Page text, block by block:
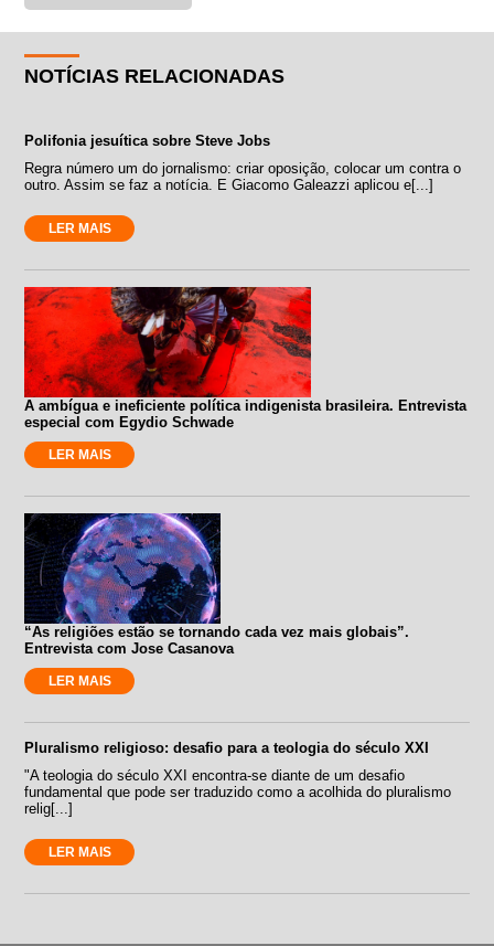
NOTÍCIAS RELACIONADAS
Polifonia jesuítica sobre Steve Jobs
Regra número um do jornalismo: criar oposição, colocar um contra o
outro. Assim se faz a notícia. E Giacomo Galeazzi aplicou e[...]
LER MAIS
A ambígua e ineficiente política indigenista brasileira. Entrevista
especial com Egydio Schwade
LER MAIS
“As religiões estão se tornando cada vez mais globais”.
Entrevista com Jose Casanova
LER MAIS
Pluralismo religioso: desafio para a teologia do século XXI
"A teologia do século XXI encontra-se diante de um desafio
fundamental que pode ser traduzido como a acolhida do pluralismo
relig[...]
LER MAIS